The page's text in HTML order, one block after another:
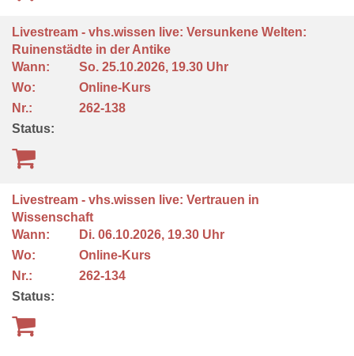
Livestream - vhs.wissen live: Versunkene Welten:
Ruinenstädte in der Antike
Wann:
So. 25.10.2026, 19.30 Uhr
Wo:
Online-Kurs
Nr.:
262-138
Status:
Livestream - vhs.wissen live: Vertrauen in
Wissenschaft
Wann:
Di. 06.10.2026, 19.30 Uhr
Wo:
Online-Kurs
Nr.:
262-134
Status: